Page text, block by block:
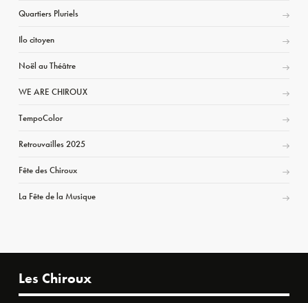
Quartiers Pluriels
Ilo citoyen
Noël au Théâtre
WE ARE CHIROUX
TempoColor
Retrouvailles 2025
Fête des Chiroux
La Fête de la Musique
Les Chiroux